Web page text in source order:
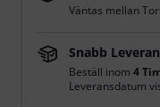
Väntas mellan
Snabb
Beställ inom 4
Leveransdatum